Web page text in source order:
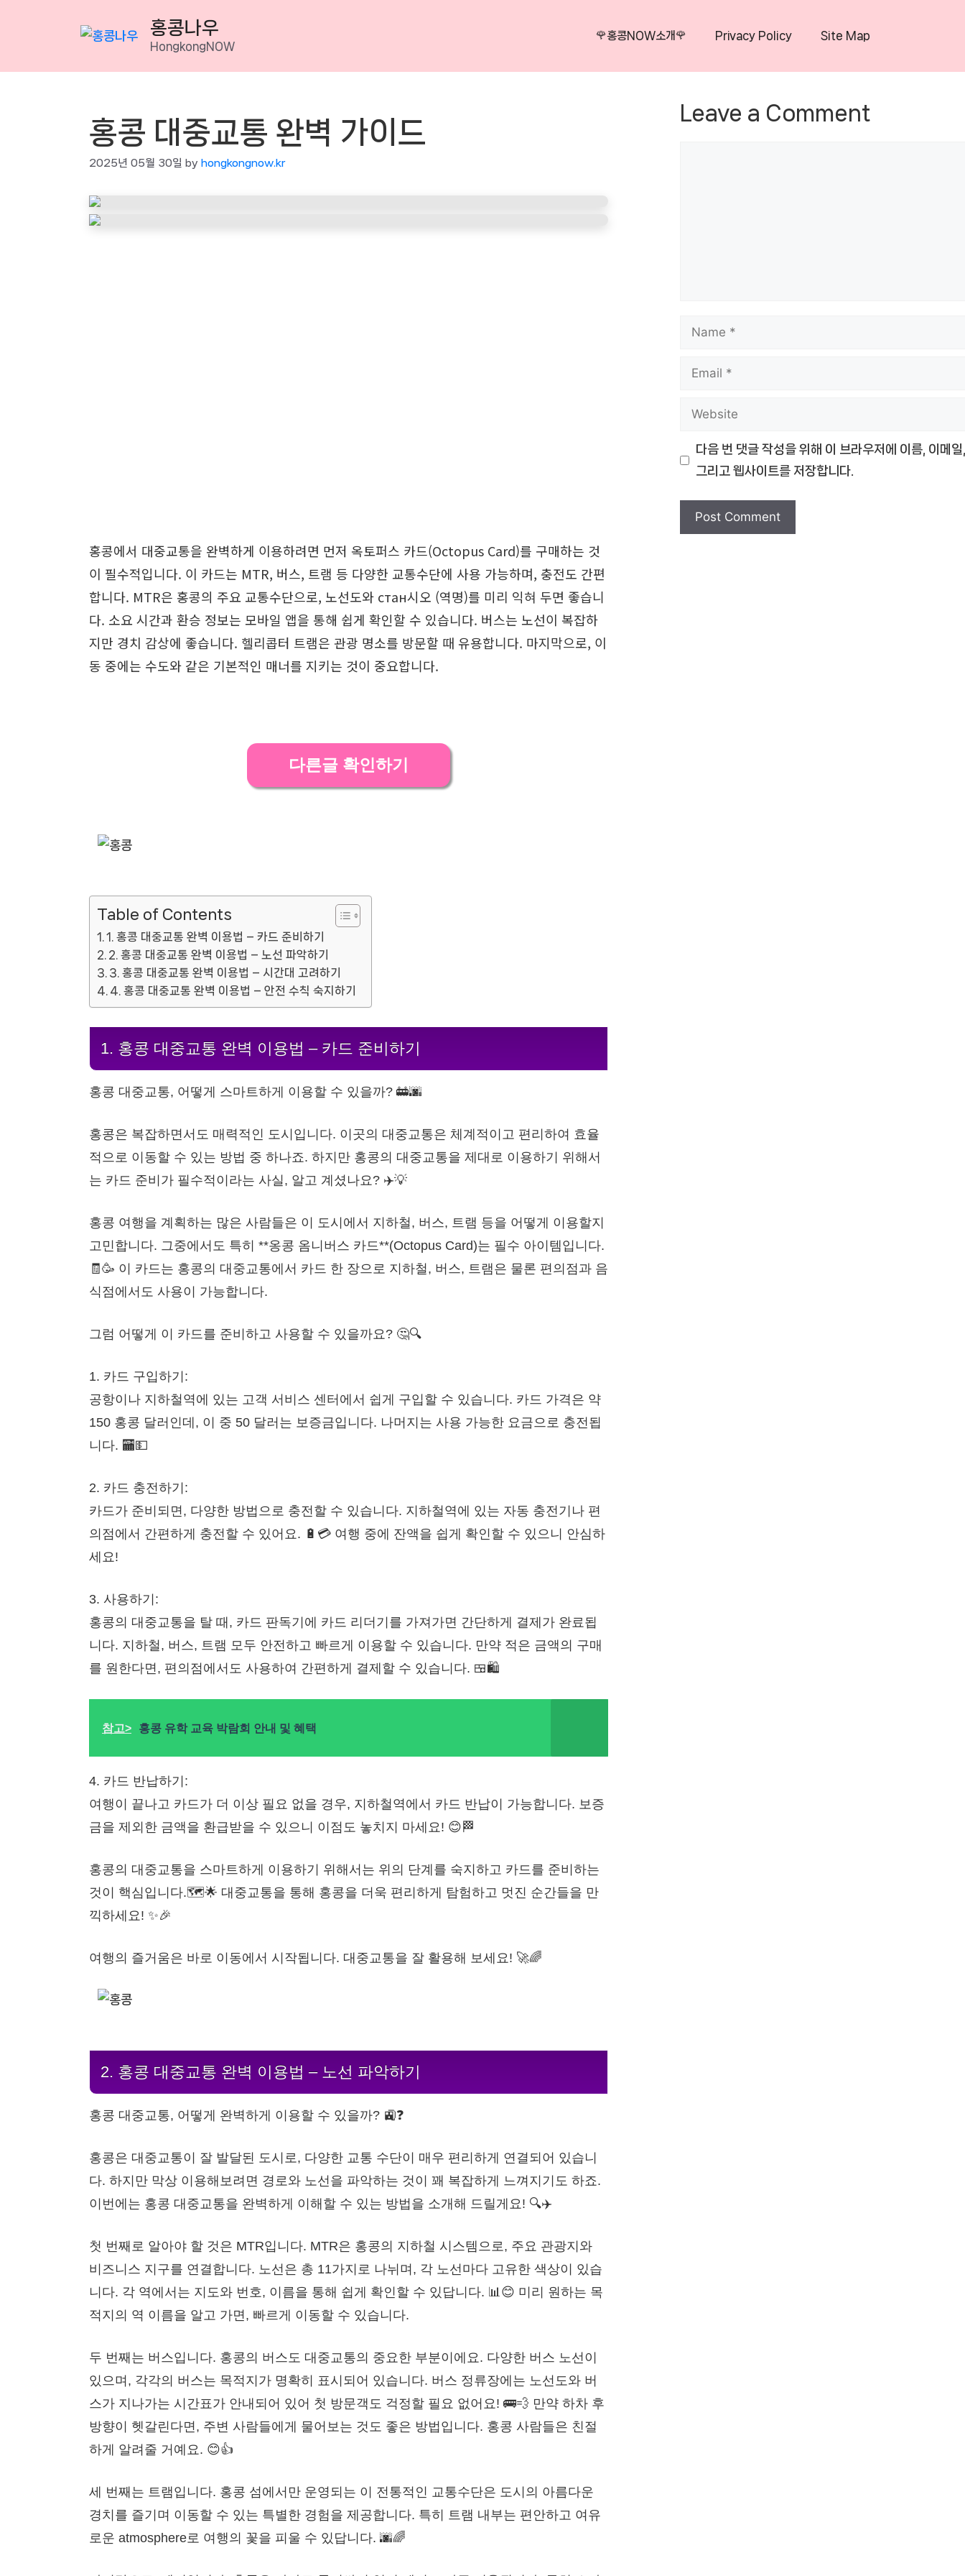
홍콩나우
HongkongNOW
🌹홍콩NOW소개🌹 Privacy Policy Site Map
홍콩 대중교통 완벽 가이드
2025년 05월 30일 by hongkongnow.kr
홍콩에서 대중교통을 완벽하게 이용하려면 먼저 옥토퍼스 카드(Octopus Card)를 구매하는 것
이 필수적입니다. 이 카드는 MTR, 버스, 트램 등 다양한 교통수단에 사용 가능하며, 충전도 간편
합니다. MTR은 홍콩의 주요 교통수단으로, 노선도와 стан시오 (역명)를 미리 익혀 두면 좋습니
다. 소요 시간과 환승 정보는 모바일 앱을 통해 쉽게 확인할 수 있습니다. 버스는 노선이 복잡하
지만 경치 감상에 좋습니다. 헬리콥터 트램은 관광 명소를 방문할 때 유용합니다. 마지막으로, 이
동 중에는 수도와 같은 기본적인 매너를 지키는 것이 중요합니다.
다른글 확인하기
Table of Contents
1. 홍콩 대중교통 완벽 이용법 – 카드 준비하기
2. 홍콩 대중교통 완벽 이용법 – 노선 파악하기
3. 홍콩 대중교통 완벽 이용법 – 시간대 고려하기
4. 홍콩 대중교통 완벽 이용법 – 안전 수칙 숙지하기
1. 홍콩 대중교통 완벽 이용법 – 카드 준비하기
홍콩 대중교통, 어떻게 스마트하게 이용할 수 있을까? 🚋🌆
홍콩은 복잡하면서도 매력적인 도시입니다. 이곳의 대중교통은 체계적이고 편리하여 효율
적으로 이동할 수 있는 방법 중 하나죠. 하지만 홍콩의 대중교통을 제대로 이용하기 위해서
는 카드 준비가 필수적이라는 사실, 알고 계셨나요? ✈️💡
홍콩 여행을 계획하는 많은 사람들은 이 도시에서 지하철, 버스, 트램 등을 어떻게 이용할지
고민합니다. 그중에서도 특히 **옹콩 옴니버스 카드**(Octopus Card)는 필수 아이템입니다.
🧾🥳 이 카드는 홍콩의 대중교통에서 카드 한 장으로 지하철, 버스, 트램은 물론 편의점과 음
식점에서도 사용이 가능합니다.
그럼 어떻게 이 카드를 준비하고 사용할 수 있을까요? 🤔🔍
1. 카드 구입하기:
공항이나 지하철역에 있는 고객 서비스 센터에서 쉽게 구입할 수 있습니다. 카드 가격은 약
150 홍콩 달러인데, 이 중 50 달러는 보증금입니다. 나머지는 사용 가능한 요금으로 충전됩
니다. 🏧💵
2. 카드 충전하기:
카드가 준비되면, 다양한 방법으로 충전할 수 있습니다. 지하철역에 있는 자동 충전기나 편
의점에서 간편하게 충전할 수 있어요. 🔋💳 여행 중에 잔액을 쉽게 확인할 수 있으니 안심하
세요!
3. 사용하기:
홍콩의 대중교통을 탈 때, 카드 판독기에 카드 리더기를 가져가면 간단하게 결제가 완료됩
니다. 지하철, 버스, 트램 모두 안전하고 빠르게 이용할 수 있습니다. 만약 적은 금액의 구매
를 원한다면, 편의점에서도 사용하여 간편하게 결제할 수 있습니다. 🍱🛍️
참고> 홍콩 유학 교육 박람회 안내 및 혜택
4. 카드 반납하기:
여행이 끝나고 카드가 더 이상 필요 없을 경우, 지하철역에서 카드 반납이 가능합니다. 보증
금을 제외한 금액을 환급받을 수 있으니 이점도 놓치지 마세요! 😊🏁
홍콩의 대중교통을 스마트하게 이용하기 위해서는 위의 단계를 숙지하고 카드를 준비하는
것이 핵심입니다.🗺️🌟 대중교통을 통해 홍콩을 더욱 편리하게 탐험하고 멋진 순간들을 만
끽하세요! ✨🎉
여행의 즐거움은 바로 이동에서 시작됩니다. 대중교통을 잘 활용해 보세요! 🚀🌈
2. 홍콩 대중교통 완벽 이용법 – 노선 파악하기
홍콩 대중교통, 어떻게 완벽하게 이용할 수 있을까? 🚉❓
홍콩은 대중교통이 잘 발달된 도시로, 다양한 교통 수단이 매우 편리하게 연결되어 있습니
다. 하지만 막상 이용해보려면 경로와 노선을 파악하는 것이 꽤 복잡하게 느껴지기도 하죠.
이번에는 홍콩 대중교통을 완벽하게 이해할 수 있는 방법을 소개해 드릴게요! 🔍✈️
첫 번째로 알아야 할 것은 MTR입니다. MTR은 홍콩의 지하철 시스템으로, 주요 관광지와
비즈니스 지구를 연결합니다. 노선은 총 11가지로 나뉘며, 각 노선마다 고유한 색상이 있습
니다. 각 역에서는 지도와 번호, 이름을 통해 쉽게 확인할 수 있답니다. 📊😊 미리 원하는 목
적지의 역 이름을 알고 가면, 빠르게 이동할 수 있습니다.
두 번째는 버스입니다. 홍콩의 버스도 대중교통의 중요한 부분이에요. 다양한 버스 노선이
있으며, 각각의 버스는 목적지가 명확히 표시되어 있습니다. 버스 정류장에는 노선도와 버
스가 지나가는 시간표가 안내되어 있어 첫 방문객도 걱정할 필요 없어요! 🚌💨 만약 하차 후
방향이 헷갈린다면, 주변 사람들에게 물어보는 것도 좋은 방법입니다. 홍콩 사람들은 친절
하게 알려줄 거예요. 😊👍
세 번째는 트램입니다. 홍콩 섬에서만 운영되는 이 전통적인 교통수단은 도시의 아름다운
경치를 즐기며 이동할 수 있는 특별한 경험을 제공합니다. 특히 트램 내부는 편안하고 여유
로운 atmosphere로 여행의 꽃을 피울 수 있답니다. 🌆🌈
Leave a Comment
Name
Email
Website
다음 번 댓글 작성을 위해 이 브라우저에 이름, 이메일,
그리고 웹사이트를 저장합니다.